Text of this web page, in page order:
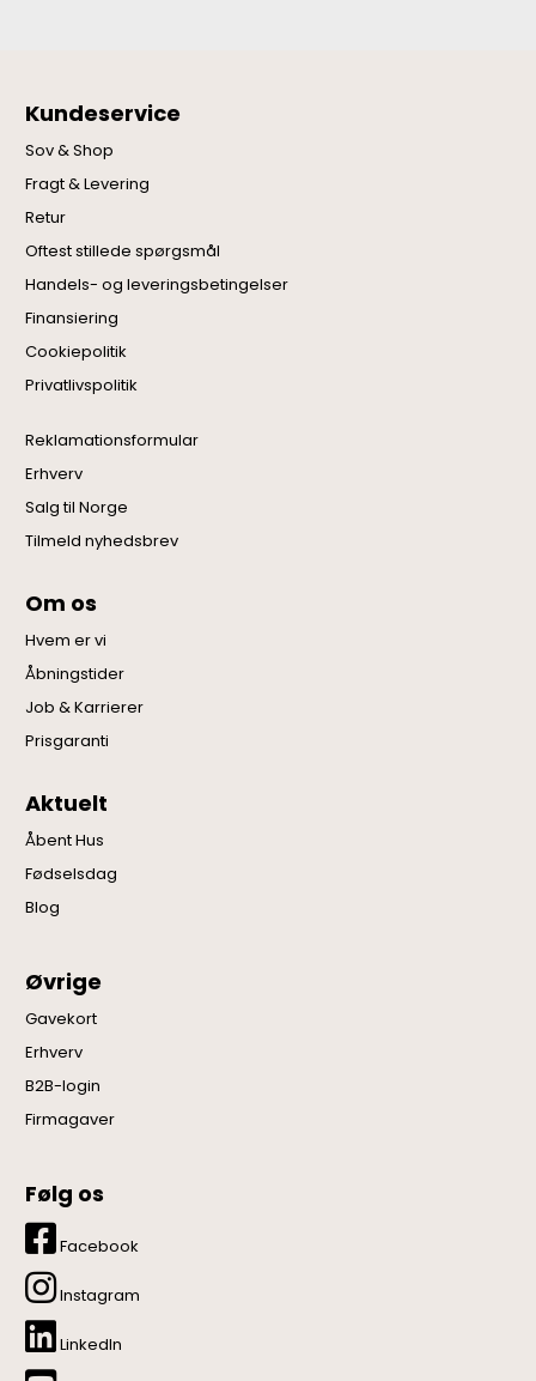
Kundeservice
Sov & Shop
Fragt & Levering
Retur
Oftest stillede spørgsmål
Handels- og leveringsbetingelser
Finansiering
Cookiepolitik
Privatlivspolitik
Reklamationsformular
Erhverv
Salg til Norge
Tilmeld nyhedsbrev
Om os
Hvem er vi
Åbningstider
Job & Karrierer
Prisgaranti
Aktuelt
Åbent Hus
Fødselsdag
Blog
Øvrige
Gavekort
Erhverv
B2B-login
Firmagaver
Følg os
Facebook
Instagram
LinkedIn